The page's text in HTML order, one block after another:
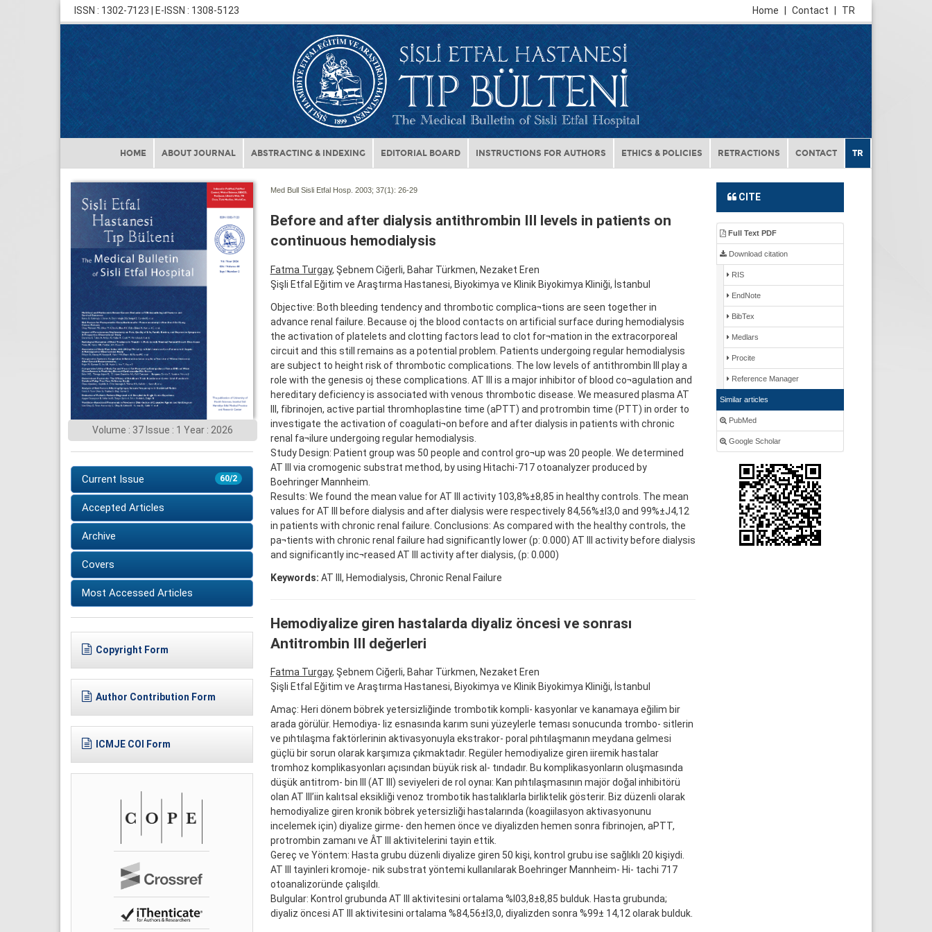
ISSN : 1302-7123 | E-ISSN : 1308-5123 TR
Contact
Home
HOME ABOUT JOURNAL ABSTRACTING & INDEXING EDITORIAL BOARD INSTRUCTIONS FOR AUTHORS ETHICS & POLICIES RETRACTIONS CONTACT TR
Volume : 37 Issue : 1 Year : 2026
60/2
Current Issue
Accepted Articles
Archive
Covers
Most Accessed Articles
Copyright Form
Author Contribution Form
ICMJE COI Form
Med Bull Sisli Etfal Hosp. 2003; 37(1): 26-29
Before and after dialysis antithrombin III levels in patients on
continuous hemodialysis
Fatma Turgay, Şebnem Ciğerli, Bahar Türkmen, Nezaket Eren
Şişli Etfal Eğitim ve Araştırma Hastanesi, Biyokimya ve Klinik Biyokimya Kliniği, İstanbul
Objective: Both bleeding tendency and thrombotic complica¬tions are seen together in
advance renal failure. Because oj the blood contacts on artificial surface during hemodialysis
the activation of platelets and clotting factors lead to clot for¬mation in the extracorporeal
circuit and this still remains as a potential problem. Patients undergoing regular hemodialysis
are subject to height risk of thrombotic complications. The low levels of antithrombin III play a
role with the genesis oj these complications. AT III is a major inhibitor of blood co¬agulation and
hereditary deficiency is associated with venous thrombotic disease. We measured plasma AT
III, fibrinojen, active partial thromhoplastine time (aPTT) and protrombin time (PTT) in order to
investigate the activation of coagulati¬on before and after dialysis in patients with chronic
renal fa¬ilure undergoing regular hemodialysis.
Study Design: Patient group was 50 people and control gro¬up was 20 people. We determined
AT III via cromogenic substrat method, by using Hitachi-717 otoanalyzer produced by
Boehringer Mannheim.
Results: We found the mean value for AT III activity 103,8%±8,85 in healthy controls. The mean
values for AT III before dialysis and after dialysis were respectively 84,56%±I3,0 and 99%±J4,12
in patients with chronic renal failure. Conclusions: As compared with the healthy controls, the
pa¬tients with chronic renal failure had significantly lower (p: 0.000) AT III activity before dialysis
and significantly inc¬reased AT III activity after dialysis, (p: 0.000)
Keywords: AT III, Hemodialysis, Chronic Renal Failure
Hemodiyalize giren hastalarda diyaliz öncesi ve sonrası
Antitrombin III değerleri
Fatma Turgay, Şebnem Ciğerli, Bahar Türkmen, Nezaket Eren
Şişli Etfal Eğitim ve Araştırma Hastanesi, Biyokimya ve Klinik Biyokimya Kliniği, İstanbul
Amaç: Heri dönem böbrek yetersizliğinde trombotik kompli- kasyonlar ve kanamaya eğilim bir
arada görülür. Hemodiya- liz esnasında karım suni yüzeylerle teması sonucunda trombo- sitlerin
ve pıhtılaşma faktörlerinin aktivasyonuyla ekstrakor- poral pıhtılaşmanın meydana gelmesi
güçlü bir sorun olarak karşımıza çıkmaktadır. Regüler hemodiyalize giren iiremik hastalar
tromhoz komplikasyonları açısından büyük risk al- tındadır. Bu komplikasyonların oluşmasında
düşük antitrom- bin III (AT III) seviyeleri de rol oynaı: Kan pıhtılaşmasının majör doğal inhibitörü
olan AT III’iin kalıtsal eksikliği venoz trombotik hastalıklarla birliktelik gösterir. Biz düzenli olarak
hemodiyalize giren kronik böbrek yetersizliği hastalarında (koagiilasyon aktivasyonunu
incelemek için) diyalize girme- den hemen önce ve diyalizden hemen sonra fibrinojen, aPTT,
protrombin zamanı ve ÂT III aktivitelerini tayin ettik.
Gereç ve Yöntem: Hasta grubu düzenli diyalize giren 50 kişi, kontrol grubu ise sağlıklı 20 kişiydi.
AT III tayinleri kromoje- nik substrat yöntemi kullanılarak Boehringer Mannheim- Hi- tachi 717
otoanalizoründe çalışıldı.
Bulgular: Kontrol grubunda AT III aktivitesini ortalama %I03,8±8,85 bulduk. Hasta grubunda;
diyaliz öncesi AT III aktivitesini ortalama %84,56±I3,0, diyalizden sonra %99± 14,12 olarak bulduk.
CITE
Full Text PDF
Download citation
RIS
EndNote
BibTex
Medlars
Procite
Reference Manager
Similar articles
PubMed
Google Scholar